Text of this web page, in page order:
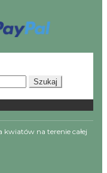
Szukaj
na terenie całej